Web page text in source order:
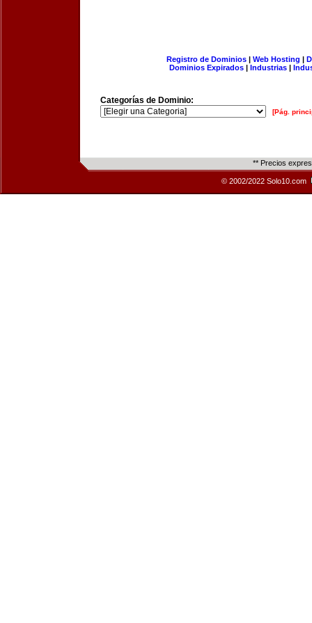
Registro de Dominios| Web Hosting |
Dominios Expirados | Industrias |
Categorías de Dominio:
[Pág.
** Precios
© 2002/2022 Solo10.com